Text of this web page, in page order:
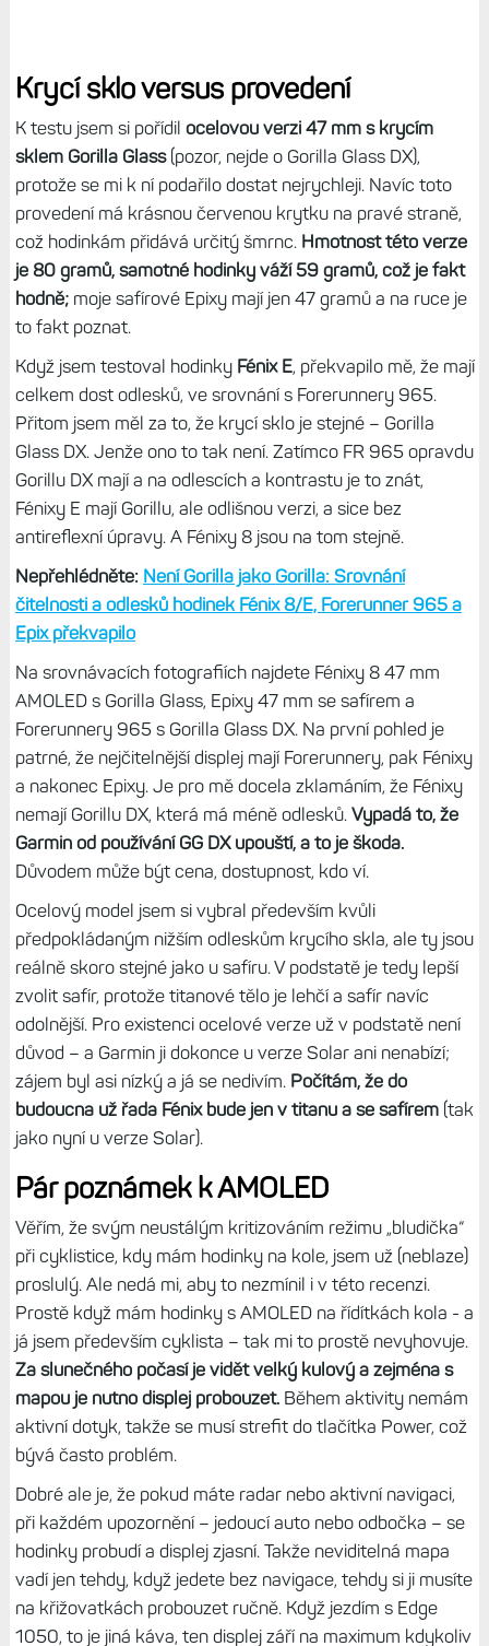
Krycí sklo versus provedení
K testu jsem si pořídil ocelovou verzi 47 mm s krycím
sklem Gorilla Glass(pozor, nejde o Gorilla Glass DX),
protože se mi k ní podařilo dostat nejrychleji. Navíc toto
provedení má krásnou červenou krytku na pravé straně,
což hodinkám přidává určitý šmrnc. Hmotnost této verze
je 80 gramů, samotné hodinky váží 59 gramů, což je fakt
hodně;moje safírové Epixy mají jen 47 gramů a na ruce je
to fakt poznat.
Když jsem testoval hodinky Fénix E, překvapilo mě, že mají
celkem dost odlesků, ve srovnání s Forerunnery 965.
Přitom jsem měl za to, že krycí sklo je stejné – Gorilla
Glass DX. Jenže ono to tak není. Zatímco FR 965 opravdu
Gorillu DX mají a na odlescích a kontrastu je to znát,
Fénixy E mají Gorillu, ale odlišnou verzi, a sice bez
antireflexní úpravy. A Fénixy 8 jsou na tom stejně.
Nepřehlédněte: Není Gorilla jako Gorilla: Srovnání
čitelnosti a odlesků hodinek Fénix 8/E, Forerunner 965 a
Epix překvapilo
Na srovnávacích fotografiích najdete Fénixy 8 47 mm
AMOLED s Gorilla Glass, Epixy 47 mm se safírem a
Forerunnery 965 s Gorilla Glass DX. Na první pohled je
patrné, že nejčitelnější displej mají Forerunnery, pak Fénixy
a nakonec Epixy. Je pro mě docela zklamáním, že Fénixy
nemají Gorillu DX, která má méně odlesků. Vypadá to, že
Garmin od používání GG DX upouští, a to je škoda.
Důvodem může být cena, dostupnost, kdo ví.
Ocelový model jsem si vybral především kvůli
předpokládaným nižším odleskům krycího skla, ale ty jsou
reálně skoro stejné jako u safíru. V podstatě je tedy lepší
zvolit safír, protože titanové tělo je lehčí a safír navíc
odolnější. Pro existenci ocelové verze už v podstatě není
důvod – a Garmin ji dokonce u verze Solar ani nenabízí;
zájem byl asi nízký a já se nedivím. Počítám, že do
budoucna už řada Fénix bude jen v titanu a se safírem(tak
jako nyní u verze Solar).
Pár poznámek k AMOLED
Věřím, že svým neustálým kritizováním režimu „bludička“
při cyklistice, kdy mám hodinky na kole, jsem už (neblaze)
proslulý. Ale nedá mi, aby to nezmínil i v této recenzi.
Prostě když mám hodinky s AMOLED na řídítkách kola - a
já jsem především cyklista – tak mi to prostě nevyhovuje.
Za slunečného počasí je vidět velký kulový a zejména s
mapou je nutno displej probouzet.Během aktivity nemám
aktivní dotyk, takže se musí strefit do tlačítka Power, což
bývá často problém.
Dobré ale je, že pokud máte radar nebo aktivní navigaci,
při každém upozornění – jedoucí auto nebo odbočka – se
hodinky probudí a displej zjasní. Takže neviditelná mapa
vadí jen tehdy, když jedete bez navigace, tehdy si ji musíte
na křižovatkách probouzet ručně. Když jezdím s Edge
1050, to je jiná káva, ten displej září na maximum kdykoliv